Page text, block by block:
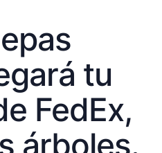
tu
FedEx,
árboles.